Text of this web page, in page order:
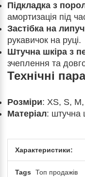
Підкладка з
амортизація під
Застібка на
рукавичок на руці.
Штучна шкіра з
зчеплення та
Технічні
Розміри: XS, S,
Матеріал: штучна
Характеристики:
Tags Топ продажів